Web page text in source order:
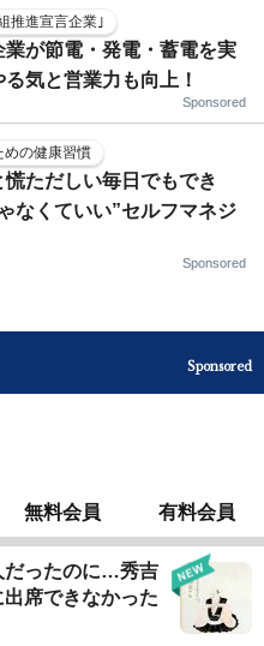
推進宣言企業｣
業が節電・発電・蓄電を実
気と営業力も向上！
Sponsored
めの健康習慣
ただしい毎日でもでき
なくていい”セルフマネジ
Sponsored
Sponsored
無料会員 有料会員
だったのに…秀吉
席できなかった